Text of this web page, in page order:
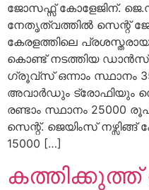
ജോസഫ്സ് കോളേജിന്.
നേതൃത്വത്തിൽ സെന്റ്
കേരളത്തിലെ
കൊണ്ട് നടത്തിയ
ഗ്രൂവ്സ് ഒന്നാം സ്ഥാനം
അവാർഡും ട്രോഫിയും
രണ്ടാം സ്ഥാനം 25000
സെന്റ്. ജെയിംസ്
15000 […]